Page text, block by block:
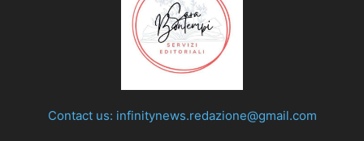
Contact us: infinitynews.redazione@gmail.com